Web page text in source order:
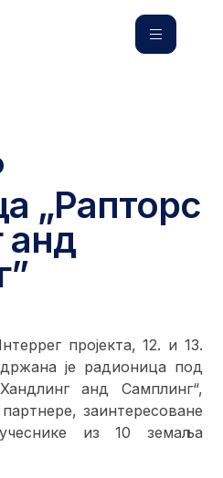
„Рапторс
анд
пројекта, 12. и 13.
је радионица под
анд Самплинг“,
заинтересоване
из 10 земаља